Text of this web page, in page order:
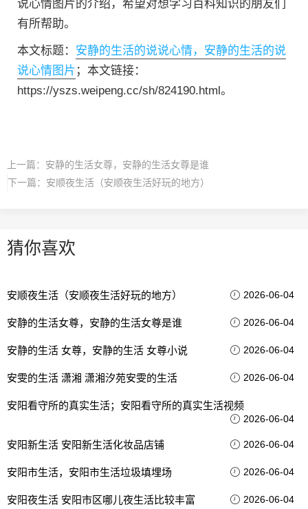
说心情图片的介绍，希望对想学习百科知识的朋友们
有所帮助。
本文标题： 安静的生活的说说心情，安静的生活的说
说心情图片 ；本文链接：
https://yszs.weipeng.cc/sh/824190.html。
上一篇： 安静的生活女尊，安静的生活女尊是谁
下一篇： 安顺夜生活（安顺夜生活好玩的地方）
猜你喜欢
安顺夜生活（安顺夜生活好玩的地方） 2026-06-04
安静的生活女尊，安静的生活女尊是谁 2026-06-04
安静的生活 女尊，安静的生活 女尊小说 2026-06-04
安雯的生活 潇湘 潇湘汐苑安雯的生活 2026-06-04
安阳看守所的真实生活；安阳看守所的真实生活视频
2026-06-04
安阳新生活 安阳新生活化妆品店铺 2026-06-04
安阳市生活，安阳市生活垃圾填埋场 2026-06-04
安阳夜生活 安阳市区哪儿夜生活比较丰富 2026-06-04